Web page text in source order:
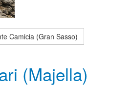
Camicia (Gran Sasso)
(Majella)